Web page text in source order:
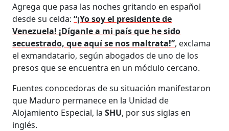
Agrega que pasa las noches gritando en español
desde su celda:“¡Yo soy el presidente de
Venezuela! ¡Díganle a mi país que he sido
secuestrado, que aquí se nos maltrata!”, exclama
el exmandatario, según abogados de uno de los
presos que se encuentra en un módulo cercano.
Fuentes conocedoras de su situación manifestaron
que Maduro permanece en la Unidad de
Alojamiento Especial, laSHU, por sus siglas en
inglés.